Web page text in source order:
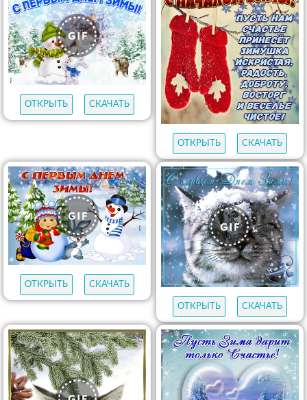
ОТКРЫТЬ СКАЧАТЬ
ОТКРЫТЬ СКАЧАТЬ
ОТКРЫТЬ СКАЧАТЬ
ОТКРЫТЬ СКАЧАТЬ